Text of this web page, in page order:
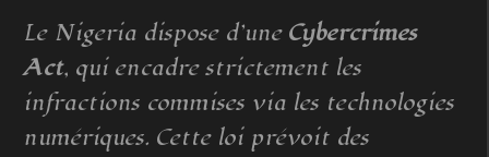
Le Nigeria dispose d’une Cybercrimes
Act, qui encadre strictement les
infractions commises via les technologies
numériques. Cette loi prévoit des